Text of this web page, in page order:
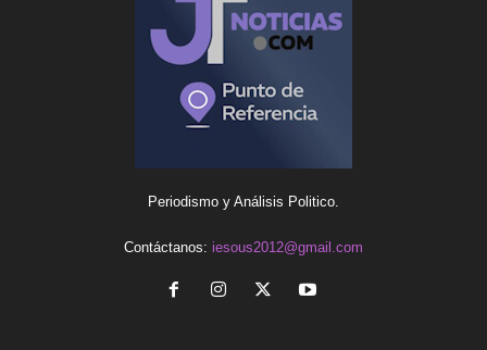
Periodismo y Análisis Politico.
Contáctanos: iesous2012@gmail.com